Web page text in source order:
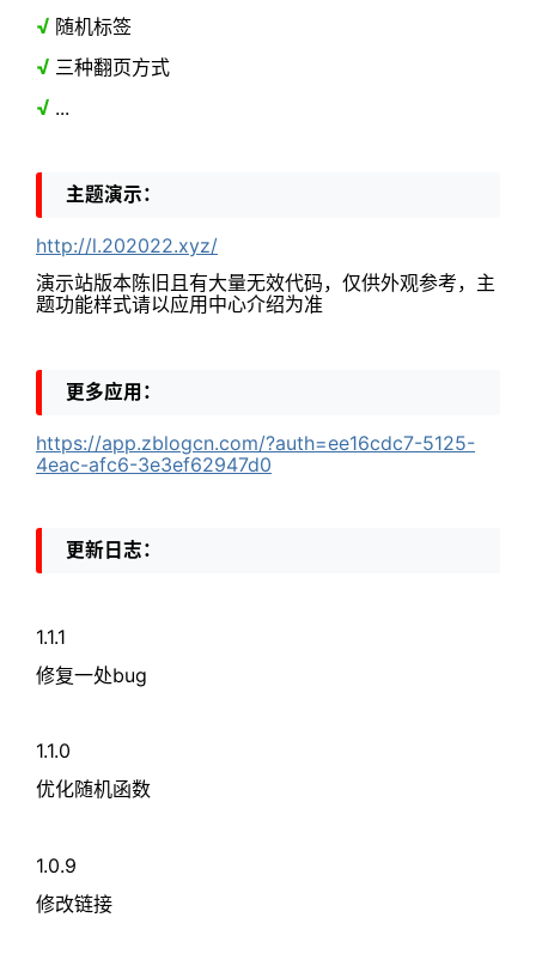
√ 随机标签
√ 三种翻页方式
√ ...
主题演示：
http://l.202022.xyz/
演示站版本陈旧且有大量无效代码，仅供外观参考，主
题功能样式请以应用中心介绍为准
更多应用：
https://app.zblogcn.com/?auth=ee16cdc7-5125-
4eac-afc6-3e3ef62947d0
更新日志：
1.1.1
修复一处bug
1.1.0
优化随机函数
1.0.9
修改链接